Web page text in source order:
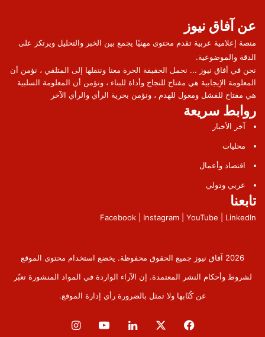
عن آفاق نيوز
منصة إعلامية عربية تقدم محتوى مهنيًا يجمع بين الخبر والتحليل ويرتكز على
الدقة والموضوعية.
نحن في أفاق نيوز ... نحمل الحقيقة الحرة معنا وننقلها إلى المتلقي ، نؤمن أن
المعلومة الإيجابية هي مفتاح للنجاح وأداة للبناء ، ونؤمن أن المعلومة السلبية
هي مفتاح للفشل ومعول للهدم ، ونؤمن بحرية الرأي والرأي الآخر
روابط سريعة
آخر الأخبار
محليات
اقتصاد وأعمال
عربي ودولي
تابعنا
Facebook | Instagram | YouTube | LinkedIn
2026 آفاق نيوز جميع الحقوق محفوظة. يخضع استخدام محتوى الموقع
لشروط وأحكام النشر المعتمدة. إن الآراء الواردة في المواد المنشورة تعبّر
عن كُتّابها ولا تمثل بالضرورة رأي إدارة الموقع.
فيسبوك لينكدإن ‫YouTube